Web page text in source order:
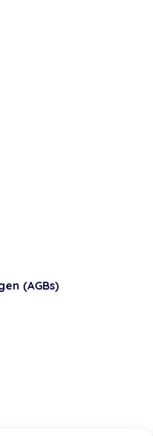
(AGBs)